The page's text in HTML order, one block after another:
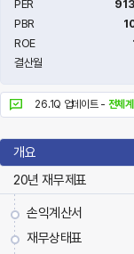
PER
PBR
ROE
결산월
26.1Q 업데이트 - 전체
개요
20년 재무제표
손익계산서
재무상태표